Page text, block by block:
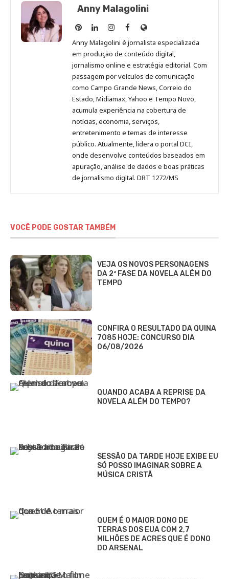
Anny Malagolini
Anny
Malagolini
no
Pinterest
Anny
Malagolini
no
LinkedIn
Anny
Malagolini
no
Instagram
Anny
Malagolini
no
Facebook
Site
de
Anny
Malagolini
Anny Malagolini é jornalista especializada
em produção de conteúdo digital,
jornalismo online e estratégia editorial. Com
passagem por veículos de comunicação
como Campo Grande News, Correio do
Estado, Midiamax, Yahoo e Tempo Novo,
acumula experiência na cobertura de
notícias, economia, serviços,
entretenimento e temas de interesse
público. Atualmente, lidera o portal DCI,
onde desenvolve conteúdos baseados em
apuração, análise de dados e boas práticas
de jornalismo digital. DRT 1272/MS
VOCÊ PODE GOSTAR TAMBÉM
VEJA OS NOVOS PERSONAGENS
DA 2ª FASE DA NOVELA ALÉM DO
TEMPO
CONFIRA O RESULTADO DA QUINA
7085 HOJE: CONCURSO DIA
06/08/2026
QUANDO ACABA A REPRISE DA
NOVELA ALÉM DO TEMPO?
SESSÃO DA TARDE HOJE EXIBE EU
SÓ POSSO IMAGINAR SOBRE A
MÚSICA CRISTÃ
QUEM É O MAIOR DONO DE
TERRAS DOS EUA COM 2,7
MILHÕES DE ACRES QUE É DONO
DO ARSENAL